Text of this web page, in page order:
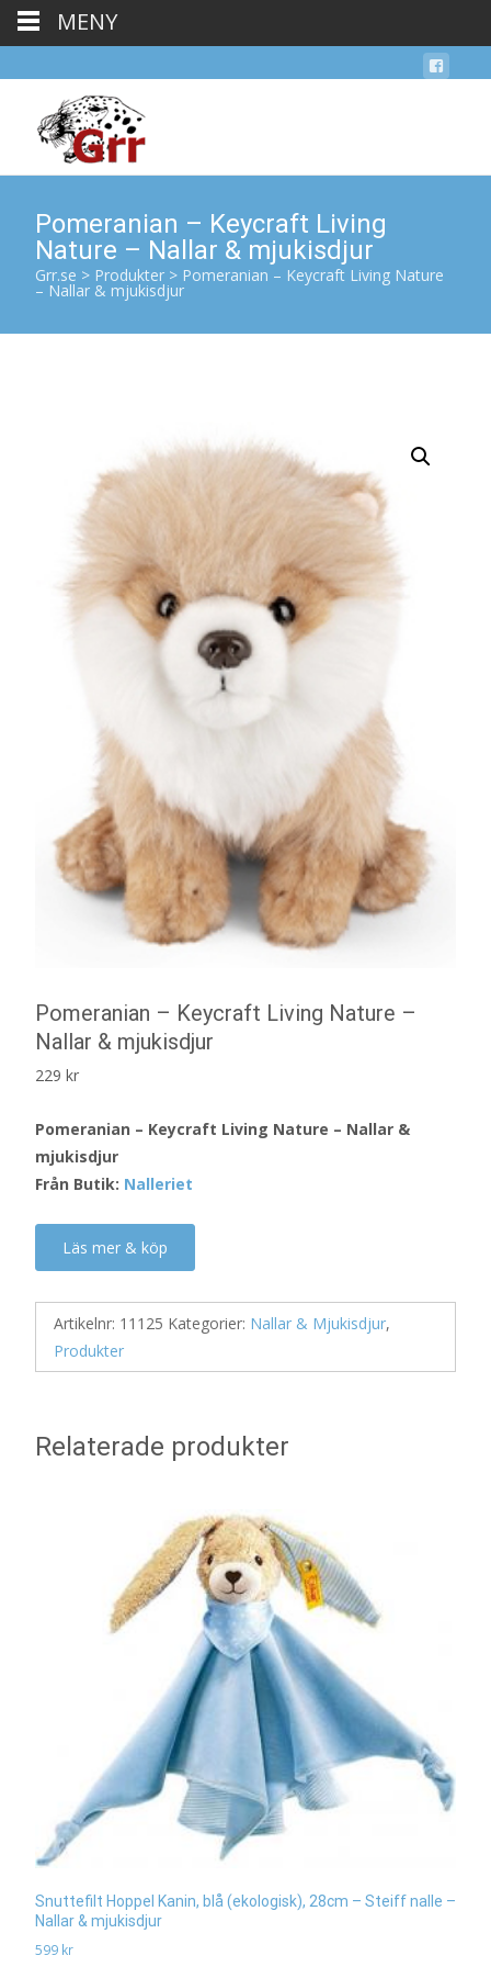
Pomeranian – Keycraft Living
Nature – Nallar & mjukisdjur
Grr.se > Produkter > Pomeranian – Keycraft Living Nature
– Nallar & mjukisdjur
Pomeranian – Keycraft Living Nature –
Nallar & mjukisdjur
229 kr
Pomeranian – Keycraft Living Nature – Nallar &
mjukisdjur
Från Butik: Nalleriet
Läs mer & köp
Artikelnr: 11125 Kategorier: Nallar & Mjukisdjur,
Produkter
Relaterade produkter
Snuttefilt Hoppel Kanin, blå (ekologisk), 28cm – Steiff nalle –
Nallar & mjukisdjur
599 kr
MENY